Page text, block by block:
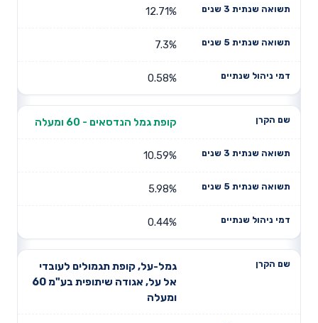
12.71%
7.3%
0.58%
קופת גמל הנדסאים - 60 ומעלה
10.59%
5.98%
0.44%
גמל-על, קופת תגמולים לעובדי
אל על, אגודה שיתופית בע"מ 60
ומעלה